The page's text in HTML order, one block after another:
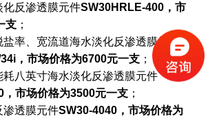
化反渗透膜元件SW30HRLE-400，市
支；
盐率、宽流道海水淡化反渗透膜元件
，市场价格为6700元一支；
八英寸海水淡化反渗透膜元件
，市场价格为3500元一支；
渗透膜元件SW30-4040，市场价格为